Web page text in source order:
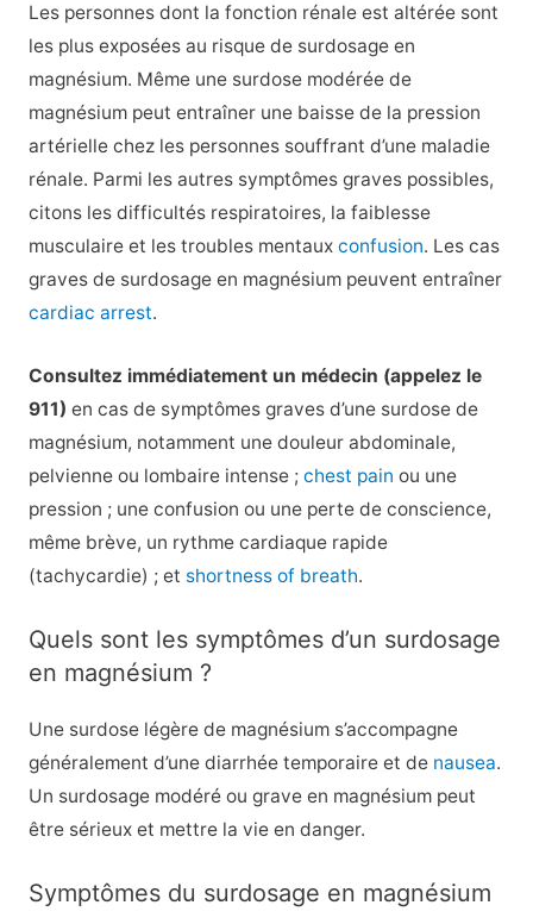
Les personnes dont la fonction rénale est altérée sont
les plus exposées au risque de surdosage en
magnésium. Même une surdose modérée de
magnésium peut entraîner une baisse de la pression
artérielle chez les personnes souffrant d’une maladie
rénale. Parmi les autres symptômes graves possibles,
citons les difficultés respiratoires, la faiblesse
musculaire et les troubles mentaux confusion. Les cas
graves de surdosage en magnésium peuvent entraîner
cardiac arrest.
Consultez immédiatement un médecin (appelez le
911) en cas de symptômes graves d’une surdose de
magnésium, notamment une douleur abdominale,
pelvienne ou lombaire intense ; chest pain ou une
pression ; une confusion ou une perte de conscience,
même brève, un rythme cardiaque rapide
(tachycardie) ; et shortness of breath.
Quels sont les symptômes d’un surdosage
en magnésium ?
Une surdose légère de magnésium s’accompagne
généralement d’une diarrhée temporaire et de nausea.
Un surdosage modéré ou grave en magnésium peut
être sérieux et mettre la vie en danger.
Symptômes du surdosage en magnésium